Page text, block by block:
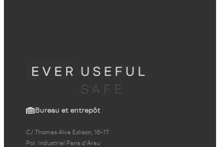
Bureau et entrepôt
C/ Thomas Alva Edison, 16-17
Pol. Industrial Pans d'Arau